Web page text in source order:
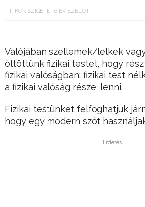
TITKOK SZIGETE 6 ÉV EZELŐTT
Valójában szellemek/lelkek
öltöttünk fizikai testet, hogy
fizikai valóságban: fizikai test
a fizikai valóság részei lenni.
Fizikai testünket felfoghatjuk
hogy egy modern szót
Hirdetés